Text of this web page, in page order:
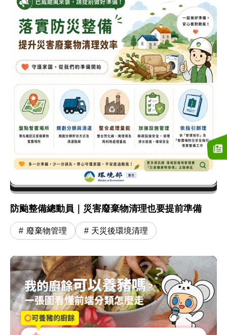
防颱整備總動員｜災害廢棄物清理也要提前準備
廢棄物管理 天災後環境清理